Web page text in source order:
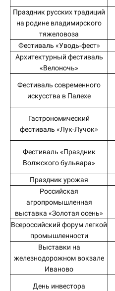
Праздник русских традиций
на родине владимирского
тяжеловоза
Фестиваль «Уводь-фест»
Архитектурный фестиваль
«Велоночь»
Фестиваль современного
искусства в Палехе
Гастрономический
фестиваль «Лук-Лучок»
Фестиваль «Праздник
Волжского бульвара»
Праздник урожая
Российская
агропромышленная
выставка «Золотая осень»
Всероссийский форум легкой
промышленности
Выставки на
железнодорожном вокзале
Иваново
День инвестора